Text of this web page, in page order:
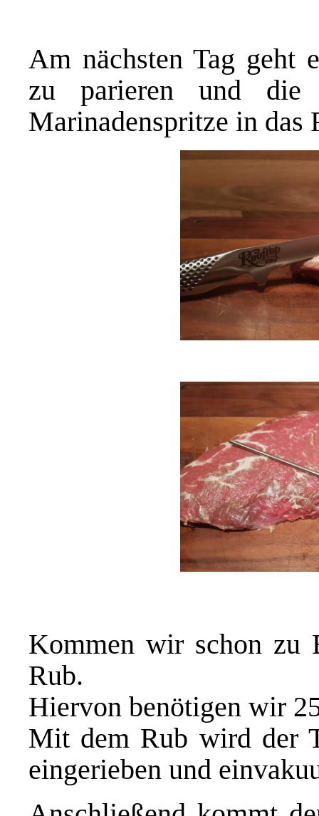
Am nächsten Tag geht
zu parieren und
Marinadenspritze in das
Kommen wir schon zu
Rub.
Hiervon benötigen wir
Mit dem Rub wird der
eingerieben und